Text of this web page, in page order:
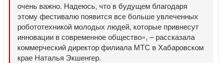
очень важно. Надеюсь, что в будущем благодаря
этому фестивалю появится все больше увлеченных
робототехникой молодых людей, которые привнесут
инновации в современное общество», – рассказала
коммерческий директор филиала МТС в Хабаровском
крае Наталья Экшенгер.